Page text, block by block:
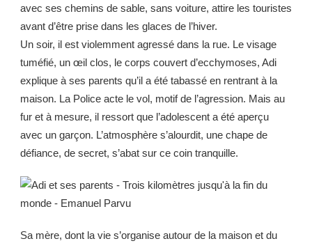
avec ses chemins de sable, sans voiture, attire les touristes
avant d’être prise dans les glaces de l’hiver.
Un soir, il est violemment agressé dans la rue. Le visage
tuméfié, un œil clos, le corps couvert d’ecchymoses, Adi
explique à ses parents qu’il a été tabassé en rentrant à la
maison. La Police acte le vol, motif de l’agression. Mais au
fur et à mesure, il ressort que l’adolescent a été aperçu
avec un garçon. L’atmosphère s’alourdit, une chape de
défiance, de secret, s’abat sur ce coin tranquille.
Sa mère, dont la vie s’organise autour de la maison et du